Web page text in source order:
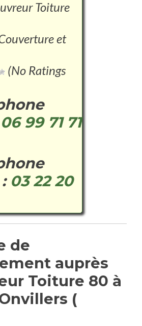
Toiture
et
(No Ratings
06 99 71 71
03 22 20
de
auprès
Toiture 80 à
(